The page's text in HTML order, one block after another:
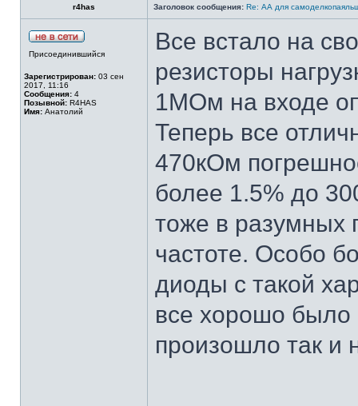
r4has Заголовок сообщения: Re: АА для
Присоединившийся
Зарегистрирован: 03 сен
2017, 11:16
Сообщения: 4
Позывной: R4HAS
Имя: Анатолий
Все встало на
резисторы
1МОм на входе
Теперь все
470кОм
более 1.5% до
тоже в разумных
частоте. Особо
диоды с такой
все хорошо было
произошло так и